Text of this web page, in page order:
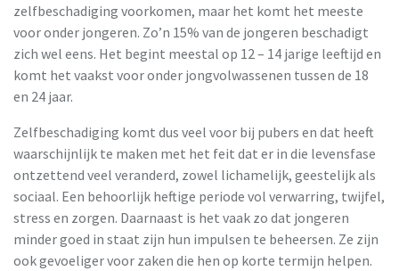
zelfbeschadiging voorkomen, maar het komt het meeste
voor onder jongeren. Zo’n 15% van de jongeren beschadigt
zich wel eens. Het begint meestal op 12 – 14 jarige leeftijd en
komt het vaakst voor onder jongvolwassenen tussen de 18
en 24 jaar.
Zelfbeschadiging komt dus veel voor bij pubers en dat heeft
waarschijnlijk te maken met het feit dat er in die levensfase
ontzettend veel veranderd, zowel lichamelijk, geestelijk als
sociaal. Een behoorlijk heftige periode vol verwarring, twijfel,
stress en zorgen. Daarnaast is het vaak zo dat jongeren
minder goed in staat zijn hun impulsen te beheersen. Ze zijn
ook gevoeliger voor zaken die hen op korte termijn helpen.